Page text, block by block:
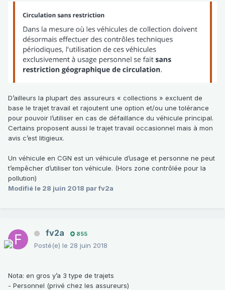
D’ailleurs la plupart des assureurs « collections » excluent de
base le trajet travail et rajoutent une option et/ou une tolérance
pour pouvoir l’utiliser en cas de défaillance du véhicule principal.
Certains proposent aussi le trajet travail occasionnel mais à mon
avis c’est litigieux.
Un véhicule en CGN est un véhicule d’usage et personne ne peut
t’empêcher d’utiliser ton véhicule. (Hors zone contrôlée pour la
pollution)
Modifié le 28 juin 2018 par fv2a
fv2a 855
Posté(e) le 28 juin 2018
Nota: en gros y’a 3 type de trajets
- Personnel (privé chez les assureurs)